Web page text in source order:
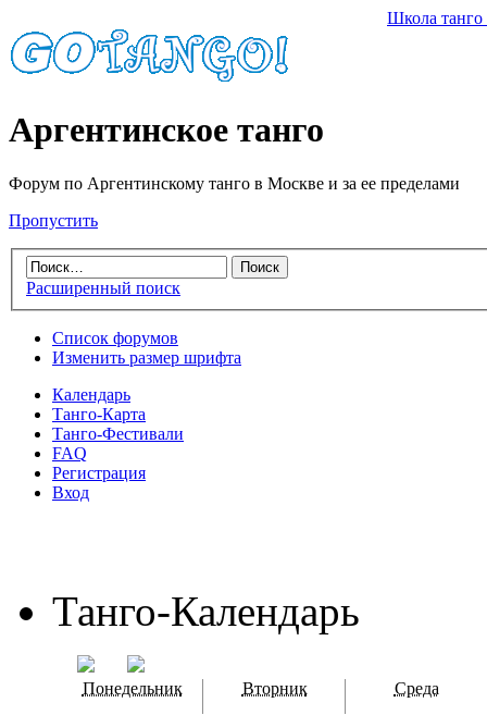
Школа танго
Аргентинское танго
Форум по Аргентинскому танго в Москве и за ее пределами
Пропустить
Расширенный поиск
Список форумов
Изменить размер шрифта
Календарь
Танго-Карта
Танго-Фестивали
FAQ
Регистрация
Вход
Танго-Календарь
Понедельник Вторник
Среда